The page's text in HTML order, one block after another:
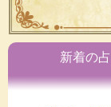
新着の